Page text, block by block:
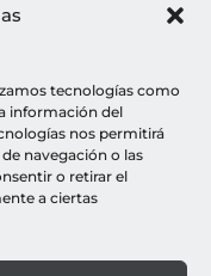
tecnologías como
información del
nos permitirá
navegación o las
o retirar el
a ciertas
ALROJO
Contacto
LEGALES